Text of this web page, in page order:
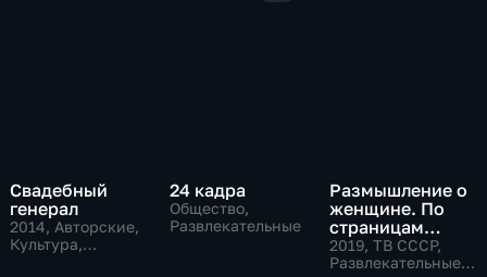
Свадебный
генерал
2014, Авторские,
Культура,
24 кадра
Общество,
Развлекательные
Размышление о
женщине. По
страницам
советского
телевидения
2019, ТВ СССР,
Развлекательные,